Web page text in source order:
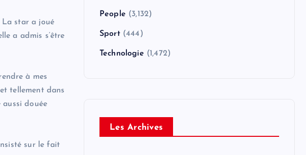
La star a joué
a admis s’être
à mes
tellement dans
aussi douée
sur le fait
People (3,132)
Sport(444)
Technologie (1,472)
Les Archives